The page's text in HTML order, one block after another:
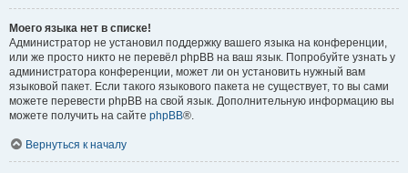
Моего языка нет в списке!
Администратор не установил поддержку вашего языка на конференции,
или же просто никто не перевёл phpBB на ваш язык. Попробуйте узнать у
администратора конференции, может ли он установить нужный вам
языковой пакет. Если такого языкового пакета не существует, то вы сами
можете перевести phpBB на свой язык. Дополнительную информацию вы
можете получить на сайте phpBB®.
Вернуться к началу